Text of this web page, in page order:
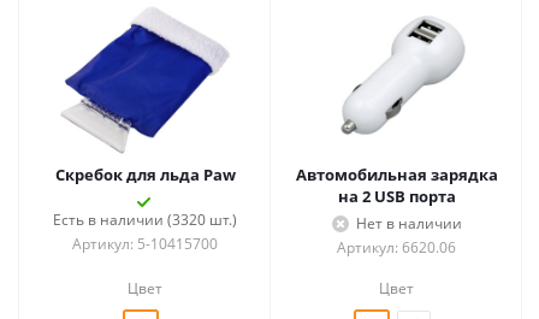
Скребок для льда Paw
Есть в наличии (3320 шт.)
Артикул: 5-10415700
Цвет
Автомобильная зарядка
на 2 USB порта
Нет в наличии
Артикул: 6620.06
Цвет